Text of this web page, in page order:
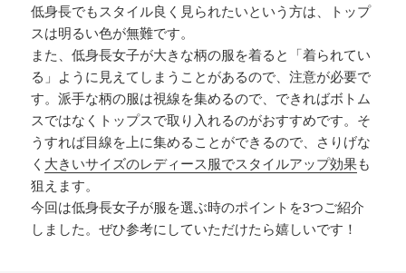
低身長でもスタイル良く見られたいという方は、トップ
スは明るい色が無難です。
また、低身長女子が大きな柄の服を着ると「着られてい
る」ように見えてしまうことがあるので、注意が必要で
す。派手な柄の服は視線を集めるので、できればボトム
スではなくトップスで取り入れるのがおすすめです。そ
うすれば目線を上に集めることができるので、さりげな
く 大きいサイズのレディース服でスタイルアップ効果も
狙えます。
今回は低身長女子が服を選ぶ時のポイントを3つご紹介
しました。ぜひ参考にしていただけたら嬉しいです！